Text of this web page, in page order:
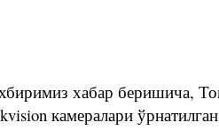
хабар беришича,
камералари